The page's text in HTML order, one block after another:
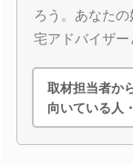
ろう。あなた
宅アドバイザー
取材担当者か
向いている人